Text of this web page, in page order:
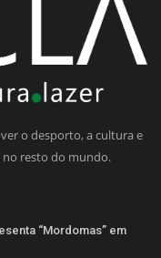
o desporto, a cultura e
resto do mundo.
“Mordomas” em